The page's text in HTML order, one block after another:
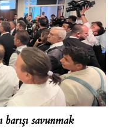
savunmak